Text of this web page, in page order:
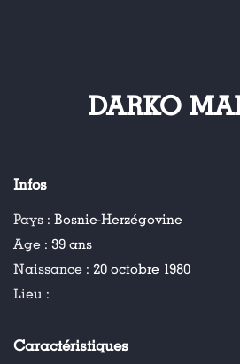
DARKO
Infos
Pays : Bosnie-Herzégovine
Age : 39 ans
Naissance : 20 octobre 1980
Lieu :
Caractéristiques